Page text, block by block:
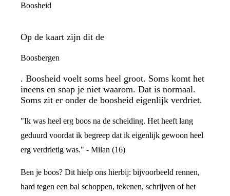
Boosheid
Op de kaart zijn dit de
Boosbergen
. Boosheid voelt soms heel groot. Soms komt het
ineens en snap je niet waarom. Dat is normaal.
Soms zit er onder de boosheid eigenlijk verdriet.
"Ik was heel erg boos na de scheiding. Het heeft lang
geduurd voordat ik begreep dat ik eigenlijk gewoon heel
erg verdrietig was." - Milan (16)
Ben je boos? Dit hielp ons hierbij: bijvoorbeeld rennen,
hard tegen een bal schoppen, tekenen, schrijven of het